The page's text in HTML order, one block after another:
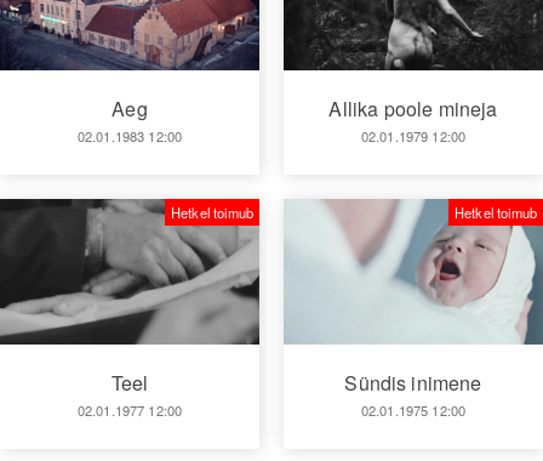
Aeg
02.01.1983 12:00
Allika poole mineja
02.01.1979 12:00
Teel
02.01.1977 12:00
Hetkel toimub
Sündis inimene
02.01.1975 12:00
Hetkel toimub